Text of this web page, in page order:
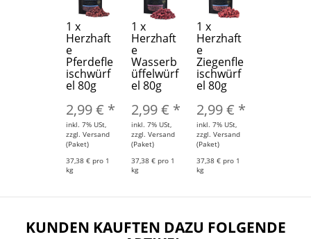
1 x
Herzhaft
e
Pferdefle
ischwürf
el 80g
2,99 € *
inkl. 7% USt,
zzgl. Versand
(Paket)
37,38 € pro 1
kg
1 x
Herzhaft
e
Wasserb
üffelwürf
el 80g
2,99 € *
inkl. 7% USt,
zzgl. Versand
(Paket)
37,38 € pro 1
kg
1 x
Herzhaft
e
Ziegenfle
ischwürf
el 80g
2,99 € *
inkl. 7% USt,
zzgl. Versand
(Paket)
37,38 € pro 1
kg
KUNDEN KAUFTEN DAZU FOLGENDE